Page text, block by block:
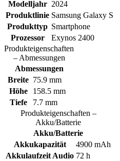
Modelljahr 2024
Produktlinie Samsung Galaxy S
Produkttyp Smartphone
Prozessor
Exynos 2400
Produkteigenschaften
– Abmessungen
Abmessungen
Breite 75.9 mm
Höhe
158.5 mm
Tiefe
7.7 mm
Produkteigenschaften –
Akku/Batterie
Akku/Batterie
Akkukapazität
4900 mAh
Akkulaufzeit Audio 72 h